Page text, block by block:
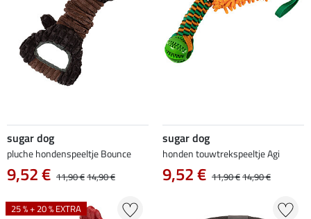
sugar dog
pluche hondenspeeltje Bounce
9,52 € 11,90 €14,90 €
sugar dog
honden touwtrekspeeltje Agi
9,52 € 11,90 €14,90 €
25 % + 20 % EXTRA